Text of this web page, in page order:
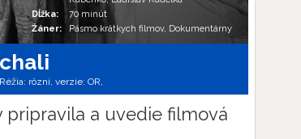
Dĺžka:
70 minút
Žáner:
Pásmo krátkych filmov, Dokumentárny
rôzni, verzie: OR,
a uvedie filmová